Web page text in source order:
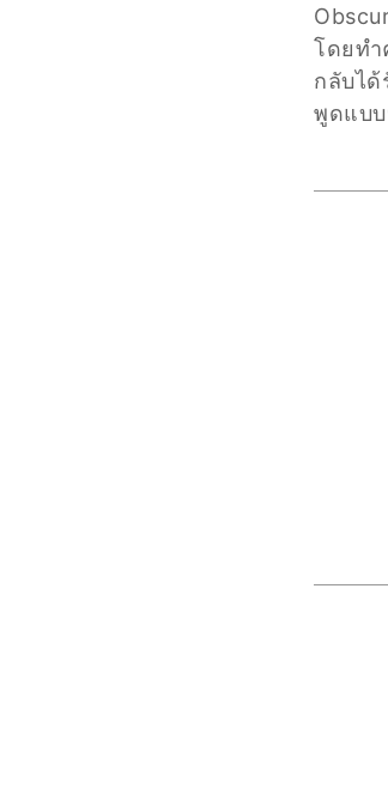
โดยทำ
กลับไ
พูดแบ